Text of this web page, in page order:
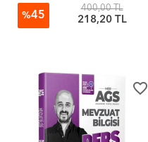
Milli Eğitim Sistemi Ders
Notu Fatih Genç
%45
400,00 TL
218,20 TL
favorite_border